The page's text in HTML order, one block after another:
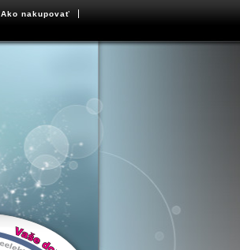
Ako nakupovať